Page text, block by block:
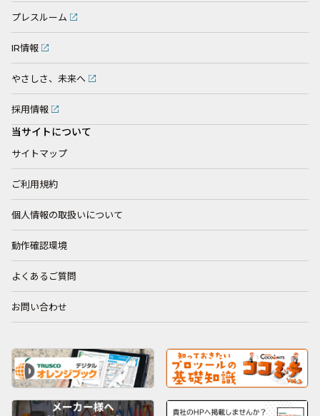
プレスルーム
IR情報
やさしさ、未来へ
採用情報
当サイトについて
サイトマップ
ご利用規約
個人情報の取扱いについて
動作確認環境
よくあるご質問
お問い合わせ